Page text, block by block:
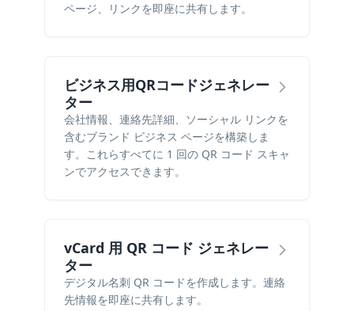
ページ、リンクを即座に共有します。
ビジネス用QRコードジェネレー
ター
会社情報、連絡先詳細、ソーシャル リンクを
含むブランド ビジネス ページを構築しま
す。これらすべてに 1 回の QR コード スキャ
ンでアクセスできます。
vCard 用 QR コード ジェネレー
ター
デジタル名刺 QR コードを作成します。連絡
先情報を即座に共有します。